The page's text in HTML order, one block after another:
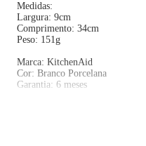
Medidas:
Largura: 9cm
Comprimento: 34cm
Peso: 151g
Marca: KitchenAid
Cor: Branco Porcelana
Garantia: 6 meses